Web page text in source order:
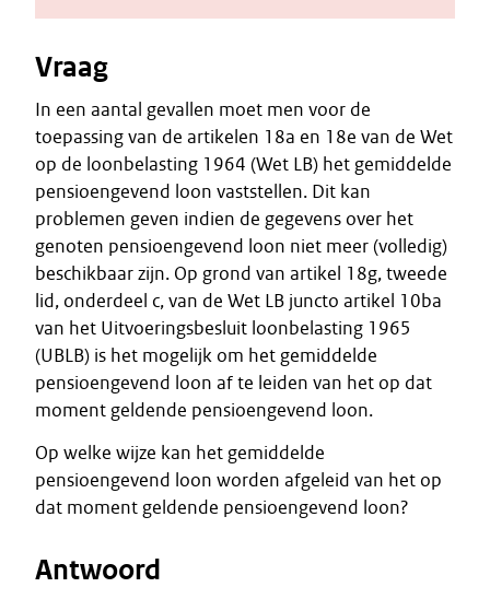
Vraag
In een aantal gevallen moet men voor de
toepassing van de artikelen 18a en 18e van de Wet
op de loonbelasting 1964 (Wet LB) het gemiddelde
pensioengevend loon vaststellen. Dit kan
problemen geven indien de gegevens over het
genoten pensioengevend loon niet meer (volledig)
beschikbaar zijn. Op grond van artikel 18g, tweede
lid, onderdeel c, van de Wet LB juncto artikel 10ba
van het Uitvoeringsbesluit loonbelasting 1965
(UBLB) is het mogelijk om het gemiddelde
pensioengevend loon af te leiden van het op dat
moment geldende pensioengevend loon.
Op welke wijze kan het gemiddelde
pensioengevend loon worden afgeleid van het op
dat moment geldende pensioengevend loon?
Antwoord